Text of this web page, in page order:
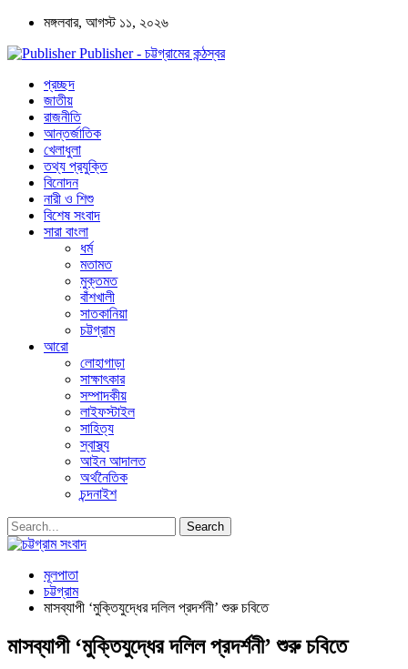
মঙ্গলবার, আগস্ট ১১, ২০২৬
Publisher - চট্টগ্রামের কন্ঠস্বর
প্রচ্ছদ
জাতীয়
রাজনীতি
আন্তর্জাতিক
খেলাধুলা
তথ্য প্রযুক্তি
বিনোদন
নারী ও শিশু
বিশেষ সংবাদ
সারা বাংলা
ধর্ম
মতামত
মুক্তমত
বাঁশখালী
সাতকানিয়া
চট্টগ্রাম
আরো
লোহাগাড়া
সাক্ষাৎকার
সম্পাদকীয়
লাইফস্টাইল
সাহিত্য
স্বাস্থ্য
আইন আদালত
অর্থনৈতিক
চন্দনাইশ
মূলপাতা
চট্টগ্রাম
মাসব্যাপী ‘মুক্তিযুদ্ধের দলিল প্রদর্শনী’ শুরু চবিতে
মাসব্যাপী ‘মুক্তিযুদ্ধের দলিল প্রদর্শনী’ শুরু চবিতে